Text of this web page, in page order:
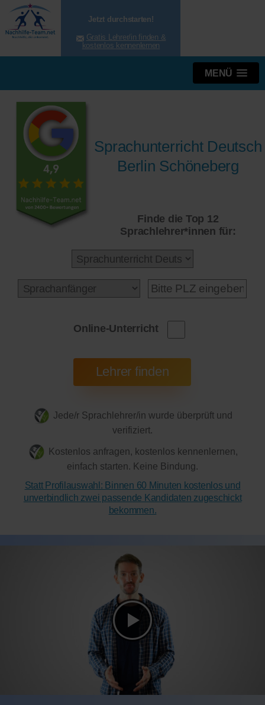
Jetzt durchstarten!
Gratis Lehrer/in finden &
kostenlos kennenlernen
MENÜ
Sprachunterricht Deutsch
Berlin Schöneberg
Finde die Top 12
Sprachlehrer*innen für:
Online-Unterricht
Jede/r Sprachlehrer/in wurde überprüft und
verifiziert.
Kostenlos anfragen, kostenlos kennenlernen,
einfach starten. Keine Bindung.
Statt Profilauswahl: Binnen 60 Minuten kostenlos und
unverbindlich zwei passende Kandidaten zugeschickt
bekommen.